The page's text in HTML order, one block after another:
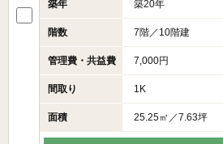
築年 築20年
階数 7階／10階建
管理費・共益費 7,000円
間取り 1K
面積 25.25㎡／7.63坪